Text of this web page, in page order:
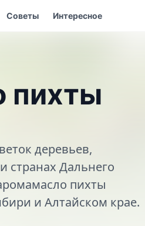
Советы Интересное
пихты
деревьев,
странах Дальнего
пихты
и Алтайском крае.